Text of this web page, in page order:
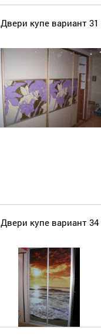
Двери купе вариант 31
Двери купе вариант 34